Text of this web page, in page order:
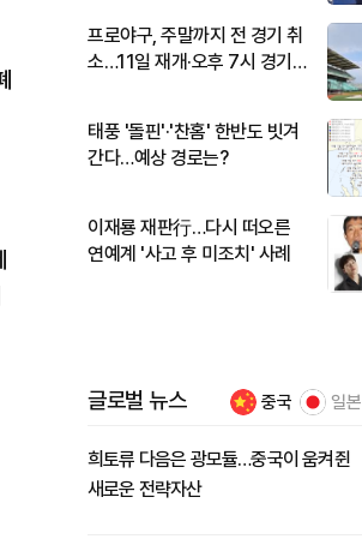
프로야구, 주말까지 전 경기 취
소…11일 재개·오후 7시 경기
태풍 '돌핀'·'찬홈' 한반도 빗겨
간다…예상 경로는?
이재룡 재판行…다시 떠오른
연예계 '사고 후 미조치' 사례
글로벌 뉴스 중국 일본
희토류 다음은 광모듈…중국이 움켜쥔
새로운 전략자산